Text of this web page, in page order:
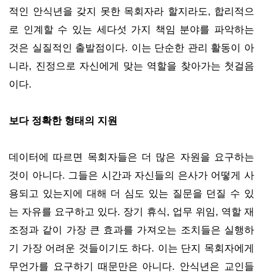
적인 안식년을 갖지 못한 목회자라 할지라도, 합리적으
로 인계할 수 있는 세다섯 가지 책임 분야를 파악하는
것은 실질적인 출발점이다. 이는 단순한 관리 활동이 아
니라, 진정으로 자신에게 맞는 역할을 찾아가는 첫걸음
이다.
보다 정확한 형태의 지원
데이터에 따르면 목회자들은 더 많은 자원을 요구하는
것이 아니다. 그들은 시간과 자신들의 은사가 어떻게 사
용되고 있는지에 대해 더 심도 있는 질문을 던질 수 있
는 자유를 요구하고 있다. 장기 휴식, 업무 위임, 역할 재
조정과 같이 가장 큰 효과를 가져오는 조치들은 실행하
기 가장 어려운 것들이기도 하다. 이는 단지 목회자에게
무언가를 요구하기 때문만은 아니다. 안식년은 교인들